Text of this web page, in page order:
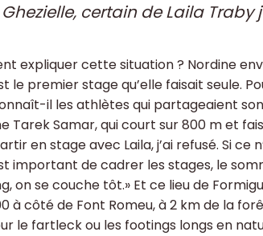
certain de Laila Traby
expliquer cette situation ? Nordine
le premier stage qu’elle faisait seule.
il les athlètes qui partageaient son
Tarek Samar, qui court sur 800 m et
en stage avec Laila, j’ai refusé. Si ce
important de cadrer les stages, le
on se couche tôt.» Et ce lieu de
à côté de Font Romeu, à 2 km de la
le fartleck ou les footings longs en